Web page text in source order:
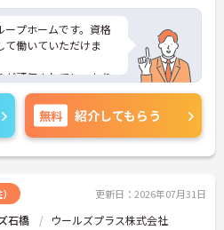
ープホームです。資格
て働いていただけま
が評価されてしっかり
ポイントなど、さら
でお気軽にご相談くだ
無料 紹介してもらう
更新日：2026年07月31日
石橋 ウールズプラス株式会社